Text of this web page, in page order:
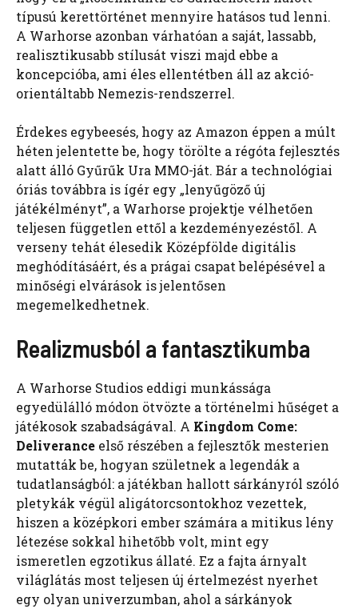
típusú kerettörténet mennyire hatásos tud lenni.
A Warhorse azonban várhatóan a saját, lassabb,
realisztikusabb stílusát viszi majd ebbe a
koncepcióba, ami éles ellentétben áll az akció-
orientáltabb Nemezis-rendszerrel.
Érdekes egybeesés, hogy az Amazon éppen a múlt
héten jelentette be, hogy törölte a régóta fejlesztés
alatt álló Gyűrűk Ura MMO-ját. Bár a technológiai
óriás továbbra is ígér egy „lenyűgöző új
játékélményt”, a Warhorse projektje vélhetően
teljesen független ettől a kezdeményezéstől. A
verseny tehát élesedik Középfölde digitális
meghódításáért, és a prágai csapat belépésével a
minőségi elvárások is jelentősen
megemelkedhetnek.
Realizmusból a fantasztikumba
A Warhorse Studios eddigi munkássága
egyedülálló módon ötvözte a történelmi hűséget a
játékosok szabadságával. A Kingdom Come:
Deliverance első részében a fejlesztők mesterien
mutatták be, hogyan születnek a legendák a
tudatlanságból: a játékban hallott sárkányról szóló
pletykák végül aligátorcsontokhoz vezettek,
hiszen a középkori ember számára a mitikus lény
létezése sokkal hihetőbb volt, mint egy
ismeretlen egzotikus állaté. Ez a fajta árnyalt
világlátás most teljesen új értelmezést nyerhet
egy olyan univerzumban, ahol a sárkányok